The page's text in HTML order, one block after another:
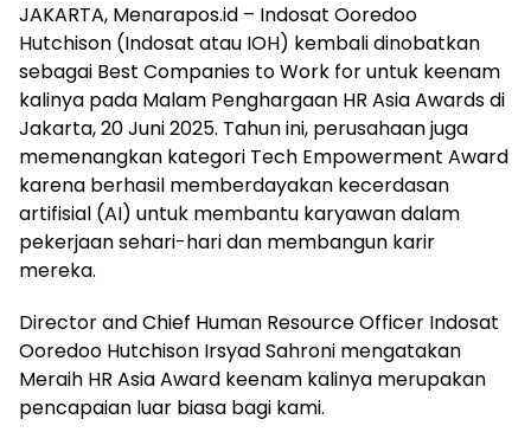
JAKARTA, Menarapos.id – Indosat Ooredoo
Hutchison (Indosat atau IOH) kembali dinobatkan
sebagai Best Companies to Work for untuk keenam
kalinya pada Malam Penghargaan HR Asia Awards di
Jakarta, 20 Juni 2025. Tahun ini, perusahaan juga
memenangkan kategori Tech Empowerment Award
karena berhasil memberdayakan kecerdasan
artifisial (AI) untuk membantu karyawan dalam
pekerjaan sehari-hari dan membangun karir
mereka.
Director and Chief Human Resource Officer Indosat
Ooredoo Hutchison Irsyad Sahroni mengatakan
Meraih HR Asia Award keenam kalinya merupakan
pencapaian luar biasa bagi kami.